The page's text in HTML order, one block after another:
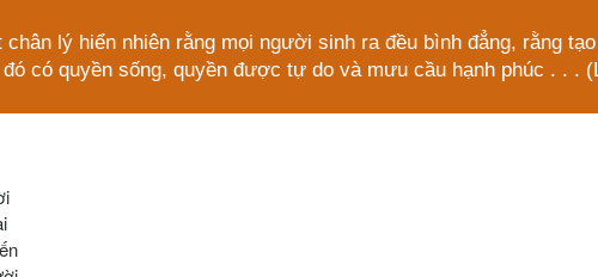
chân lý hiển nhiên rằng mọi người sinh ra đều bình đẳng, rằng
có quyền sống, quyền được tự do và mưu cầu hạnh phúc . . .